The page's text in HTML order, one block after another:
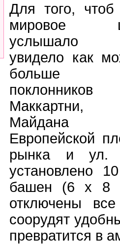
Для того, чтоб
мировое
увидело как
больше
поклонников
Маккартни,
Майдана
Европейской
рынка и ул.
установлено
башен (6 х 8
отключены
соорудят
превратится в